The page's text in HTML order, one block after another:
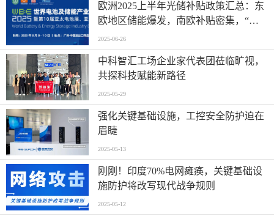
欧洲2025上半年光储补贴政策汇总：东
欧地区储能爆发，南欧补贴密集，“削
光补储”模式迅速扩张
2025-06-26
中科智汇工场企业家代表团莅临旷视，
共探科技赋能新路径
2025-05-29
强化关键基础设施，工控安全防护迫在
眉睫
2025-05-13
刚刚！印度70%电网瘫痪，关键基础设
施防护将改写现代战争规则
2025-05-12